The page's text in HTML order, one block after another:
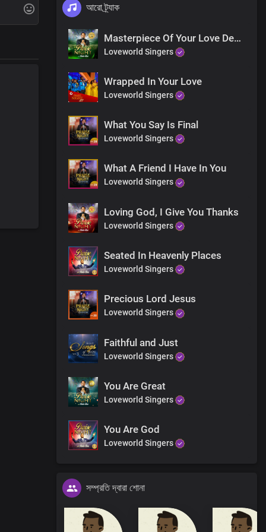
আরো ট্র্যাক
Masterpiece Of Your Love Design
Loveworld Singers
Wrapped In Your Love
Loveworld Singers
What You Say Is Final
Loveworld Singers
What A Friend I Have In You
Loveworld Singers
Loving God, I Give You Thanks
Loveworld Singers
Seated In Heavenly Places
Loveworld Singers
Precious Lord Jesus
Loveworld Singers
Faithful and Just
Loveworld Singers
You Are Great
Loveworld Singers
You Are God
Loveworld Singers
সম্প্রতি দ্বারা শোনা